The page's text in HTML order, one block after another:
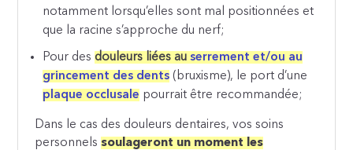
notamment lorsqu’elles sont mal positionnées et
que la racine s’approche du nerf;
Pour desdouleurs liées auserrement et/ou au
grincement des dents (bruxisme), le port d’une
plaque occlusale pourrait être recommandée;
Dans le cas des douleurs dentaires, vos soins
personnelssoulageront un moment les